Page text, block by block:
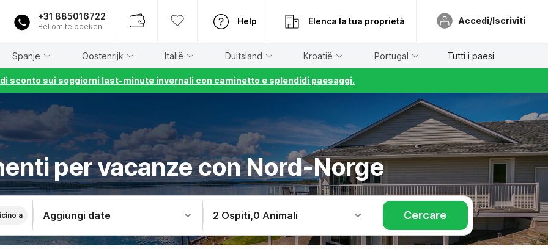
+31 885016722
Bel om te boeken
Help Elenca la tua proprietà Accedi/Iscriviti
Spanje Oostenrijk Italië Duitsland Kroatië Portugal Tutti i paesi
sconto sui soggiorni last-minute invernali con caminetto e splendidi paesaggi.
per vacanze con Nord-Norge
a Aggiungi date 2 Ospiti,0 Animali Cercare